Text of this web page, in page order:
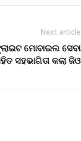
Next article
ମୋବାଇଲ ସେବା
ସହଭାଗିତା କଲା ଜିଓ